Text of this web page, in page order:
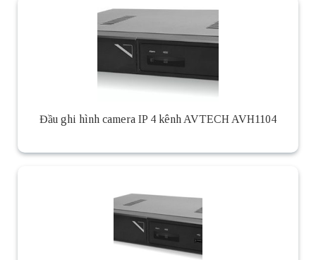
Đầu ghi hình camera IP 4 kênh AVTECH AVH1104